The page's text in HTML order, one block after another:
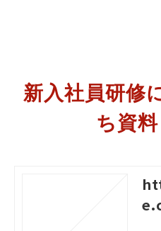
新入社員研修
ち資